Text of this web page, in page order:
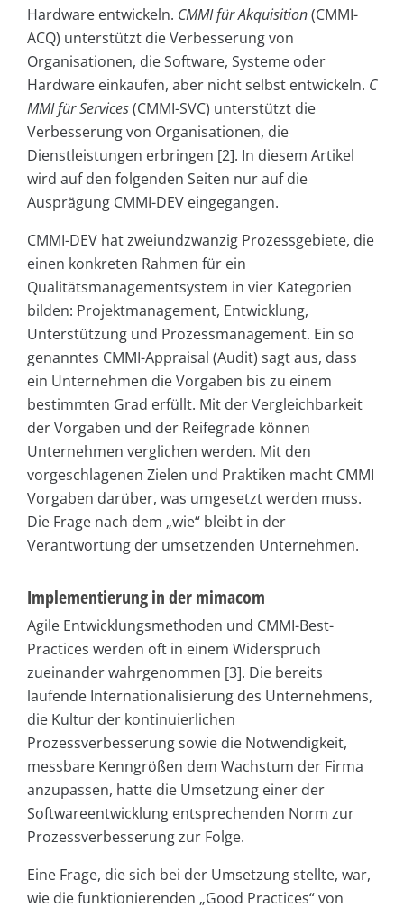
Hardware entwickeln. CMMI für Akquisition(CMMI-
ACQ) unterstützt die Verbesserung von
Organisationen, die Software, Systeme oder
Hardware einkaufen, aber nicht selbst entwickeln. C
MMI für Services(CMMI-SVC) unterstützt die
Verbesserung von Organisationen, die
Dienstleistungen erbringen [2]. In diesem Artikel
wird auf den folgenden Seiten nur auf die
Ausprägung CMMI-DEV eingegangen.
CMMI-DEV hat zweiundzwanzig Prozessgebiete, die
einen konkreten Rahmen für ein
Qualitätsmanagementsystem in vier Kategorien
bilden: Projektmanagement, Entwicklung,
Unterstützung und Prozessmanagement. Ein so
genanntes CMMI-Appraisal (Audit) sagt aus, dass
ein Unternehmen die Vorgaben bis zu einem
bestimmten Grad erfüllt. Mit der Vergleichbarkeit
der Vorgaben und der Reifegrade können
Unternehmen verglichen werden. Mit den
vorgeschlagenen Zielen und Praktiken macht CMMI
Vorgaben darüber, was umgesetzt werden muss.
Die Frage nach dem „wie“ bleibt in der
Verantwortung der umsetzenden Unternehmen.
Implementierung in der mimacom
Agile Entwicklungsmethoden und CMMI-Best-
Practices werden oft in einem Widerspruch
zueinander wahrgenommen [3]. Die bereits
laufende Internationalisierung des Unternehmens,
die Kultur der kontinuierlichen
Prozessverbesserung sowie die Notwendigkeit,
messbare Kenngrößen dem Wachstum der Firma
anzupassen, hatte die Umsetzung einer der
Softwareentwicklung entsprechenden Norm zur
Prozessverbesserung zur Folge.
Eine Frage, die sich bei der Umsetzung stellte, war,
wie die funktionierenden „Good Practices“ von